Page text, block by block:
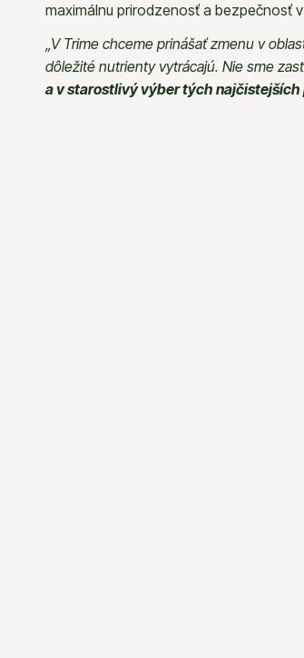
maximálnu prirodzenosť a bezpečnosť
„V Trime chceme prinášať zmenu v
dôležité nutrienty vytrácajú. Nie sme
a v starostlivý výber tých